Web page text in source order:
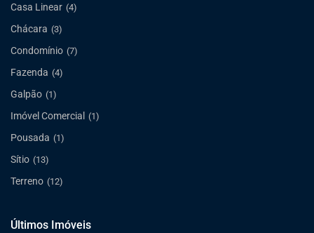
Casa Linear (4)
Chácara (3)
Condomínio (7)
Fazenda (4)
Galpão (1)
Imóvel Comercial (1)
Pousada (1)
Sítio (13)
Terreno (12)
Últimos Imóveis